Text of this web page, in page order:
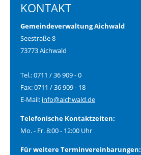
KONTAKT
Gemeindeverwaltung Aichwald
Seestraße 8
73773 Aichwald
Tel.: 0711 / 36 909 - 0
Fax: 0711 / 36 909 - 18
E-Mail: info@aichwald.de
Telefonische Kontaktzeiten:
Mo. - Fr. 8:00 - 12:00 Uhr
Für weitere Terminvereinbarungen: